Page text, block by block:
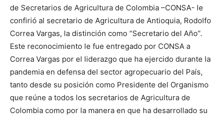
de Secretarios de Agricultura de Colombia –CONSA- le
confirió al secretario de Agricultura de Antioquia, Rodolfo
Correa Vargas, la distinción como “Secretario del Año”.
Este reconocimiento le fue entregado por CONSA a
Correa Vargas por el liderazgo que ha ejercido durante la
pandemia en defensa del sector agropecuario del País,
tanto desde su posición como Presidente del Organismo
que reúne a todos los secretarios de Agricultura de
Colombia como por la manera en que ha desarrollado su